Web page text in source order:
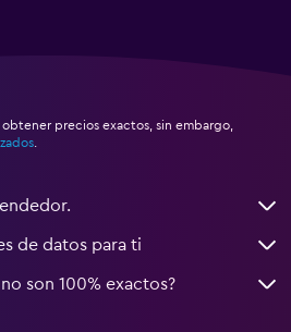
precios exactos, sin embargo,
de datos para ti
son 100% exactos?